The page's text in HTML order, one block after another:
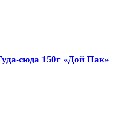
сюда 150г «Дой Пак»